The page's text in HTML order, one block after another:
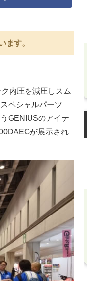
ます。
内圧を減圧しスム
ペシャルパーツ
GENIUSのアイテ
が展示され